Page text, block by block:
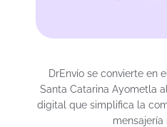
DrEnvío se convierte en
Santa Catarina Ayometla
digital que simplifica la
mensajería